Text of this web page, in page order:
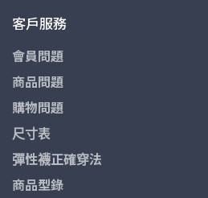
客戶服務
會員問題
商品問題
購物問題
尺寸表
彈性襪正確穿法
商品型錄